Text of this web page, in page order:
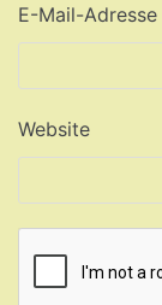
E-Mail-Adresse
Website